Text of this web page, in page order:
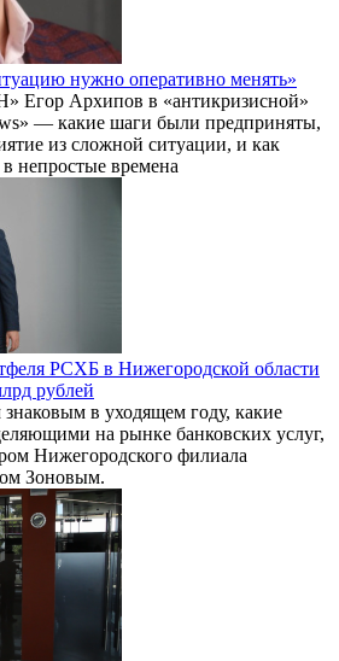
нужно оперативно менять»
Егор Архипов в «антикризисной»
— какие шаги были предприняты,
из сложной ситуации, и как
непростые времена
РСХБ в Нижегородской области
рублей
в уходящем году, какие
на рынке банковских услуг,
Нижегородского филиала
Зоновым.